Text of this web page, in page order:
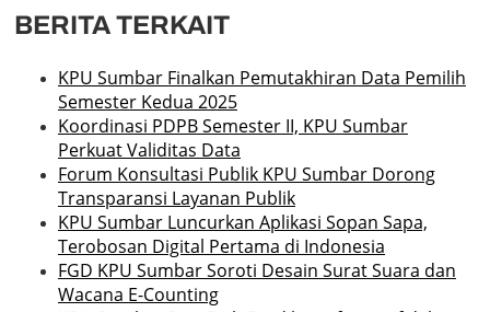
BERITA TERKAIT
KPU Sumbar Finalkan Pemutakhiran Data Pemilih
Semester Kedua 2025
Koordinasi PDPB Semester II, KPU Sumbar
Perkuat Validitas Data
Forum Konsultasi Publik KPU Sumbar Dorong
Transparansi Layanan Publik
KPU Sumbar Luncurkan Aplikasi Sopan Sapa,
Terobosan Digital Pertama di Indonesia
FGD KPU Sumbar Soroti Desain Surat Suara dan
Wacana E-Counting